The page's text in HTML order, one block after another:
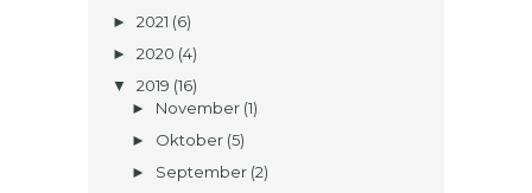
► 2021 (6)
► 2020 (4)
▼ 2019 (16)
► November (1)
► Oktober (5)
► September (2)